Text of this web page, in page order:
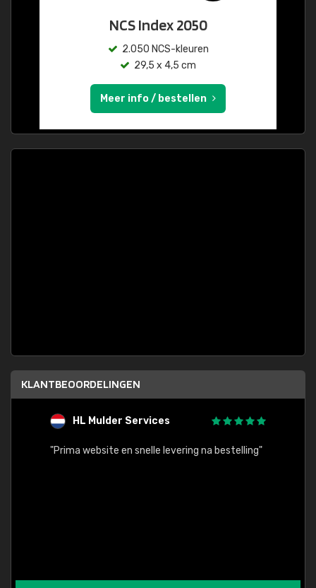
NCS Index 2050
2.050 NCS-kleuren
29,5 x 4,5 cm
Meer info / bestellen
KLANTBEOORDELINGEN
HL Mulder Services
"Prima website en snelle levering na bestelling"